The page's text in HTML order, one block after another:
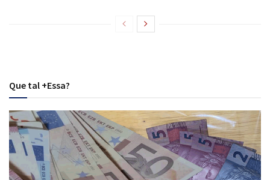
Que tal +Essa?